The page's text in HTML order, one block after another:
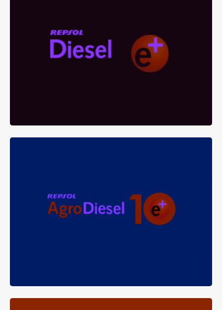
Gasóleo de tipo A
, resultado de la constante investigación
de Repsol YPF, y de un continuo programa de I+D en
laboratorio, bancos de motores y flotas.
Gasóleo
especialmente indicado para obtener el máximo
rendimiento de los tractores y máquinas que utilizan los